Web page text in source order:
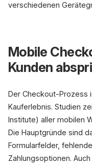
verschiedenen
Mobile
Kunden
Der Checkout-Prozess
Kauferlebnis. Studien
Institute) aller mobilen
Die Hauptgründe sind
Formularfelder,
Zahlungsoptionen.